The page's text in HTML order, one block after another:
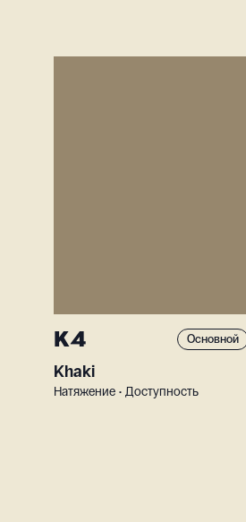
K4 Основной
Khaki
Натяжение • Доступность